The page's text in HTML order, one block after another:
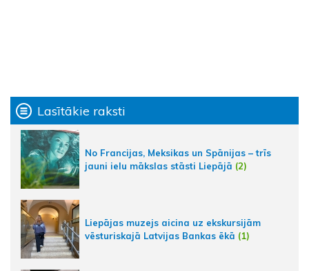
Lasītākie raksti
No Francijas, Meksikas un Spānijas – trīs
jauni ielu mākslas stāsti Liepājā (2)
Liepājas muzejs aicina uz ekskursijām
vēsturiskajā Latvijas Bankas ēkā (1)